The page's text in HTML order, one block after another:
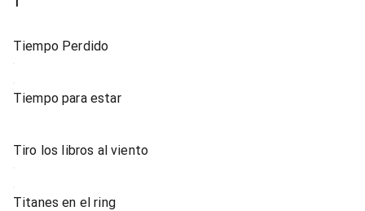
Tiempo Perdido
Tiempo para estar
Tiro los libros al viento
Titanes en el ring